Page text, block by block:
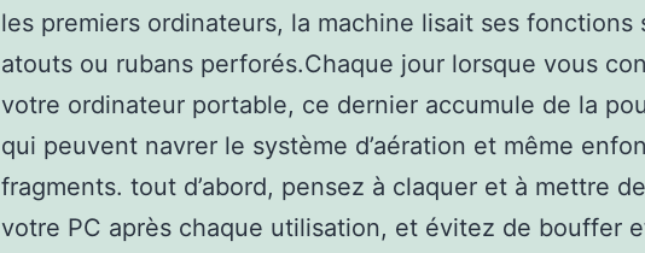
les premiers ordinateurs, la machine lisait ses fonctions
atouts ou rubans perforés.Chaque jour lorsque vous
votre ordinateur portable, ce dernier accumule de la
qui peuvent navrer le système d’aération et même
fragments. tout d’abord, pensez à claquer et à mettre
votre PC après chaque utilisation, et évitez de bouffer